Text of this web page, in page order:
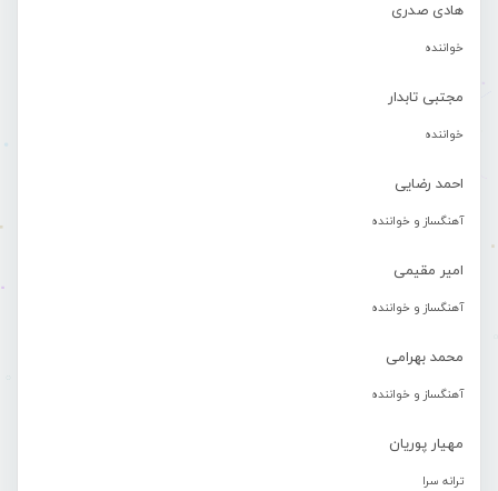
هادی صدری
خواننده
مجتبی تابدار
خواننده
احمد رضایی
آهنگساز و خواننده
امیر مقیمی
آهنگساز و خواننده
محمد بهرامی
آهنگساز و خواننده
مهیار پوریان
ترانه سرا